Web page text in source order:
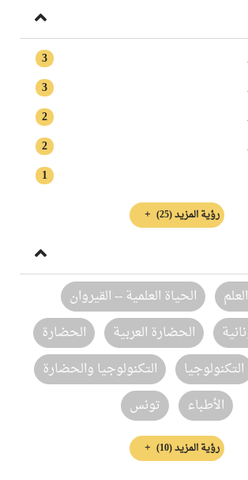
3
3
2
2
1
رؤية المزيد(25)
الحياة العلمية -- القيروان
الحضارة العربية
الحضارة
التكنولوجيا‏
التكنولوجيا والحضارة
الأطباء
تونس‏‏‏
رؤية المزيد(10)